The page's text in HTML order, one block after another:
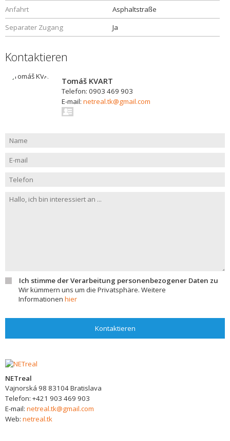
Anfahrt
Asphaltstraße
Separater Zugang
Ja
Kontaktieren
Tomáš KVART
Telefon: 0903 469 903
E-mail: netreal.tk@gmail.com
Ich stimme der Verarbeitung personenbezogener Daten zu
Wir kümmern uns um die Privatsphäre. Weitere
Informationen hier
Kontaktieren
NETreal
Vajnorská 98 83104Bratislava
Telefon: +421 903 469 903
E-mail: netreal.tk@gmail.com
Web: netreal.tk